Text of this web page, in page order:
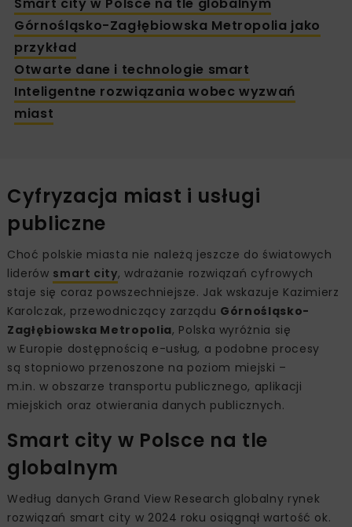
Smart city w Polsce na tle globalnym
Górnośląsko-Zagłębiowska Metropolia jako
przykład
Otwarte dane i technologie smart
Inteligentne rozwiązania wobec wyzwań
miast
Cyfryzacja miast i usługi
publiczne
Choć polskie miasta nie należą jeszcze do światowych
liderów smart city, wdrażanie rozwiązań cyfrowych
staje się coraz powszechniejsze. Jak wskazuje Kazimierz
Karolczak, przewodniczący zarządu Górnośląsko-
Zagłębiowska Metropolia, Polska wyróżnia się
w Europie dostępnością e-usług, a podobne procesy
są stopniowo przenoszone na poziom miejski –
m.in. w obszarze transportu publicznego, aplikacji
miejskich oraz otwierania danych publicznych.
Smart city w Polsce na tle
globalnym
Według danych Grand View Research globalny rynek
rozwiązań smart city w 2024 roku osiągnął wartość ok.